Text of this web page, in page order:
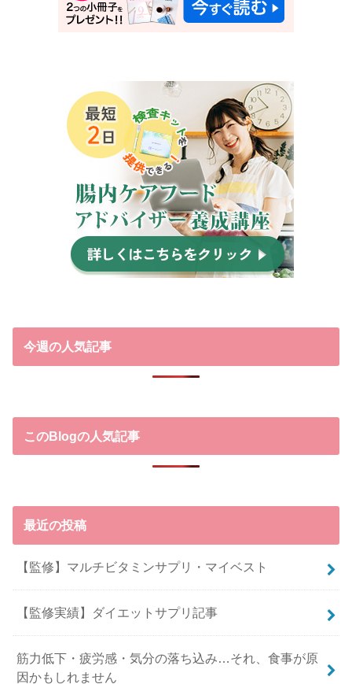
今週の人気記事
このBlogの人気記事
最近の投稿
【監修】マルチビタミンサプリ・マイベスト
【監修実績】ダイエットサプリ記事
筋力低下・疲労感・気分の落ち込み…それ、食事が原
因かもしれません